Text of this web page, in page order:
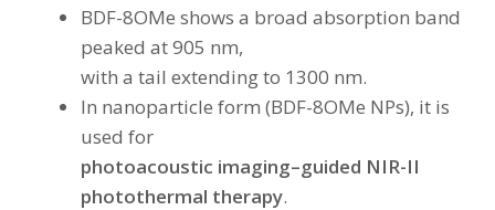
BDF-8OMe shows a broad absorption band
peaked at 905 nm,
with a tail extending to 1300 nm.
In nanoparticle form (BDF-8OMe NPs), it is
used for
photoacoustic imaging–guided NIR-II
photothermal therapy.